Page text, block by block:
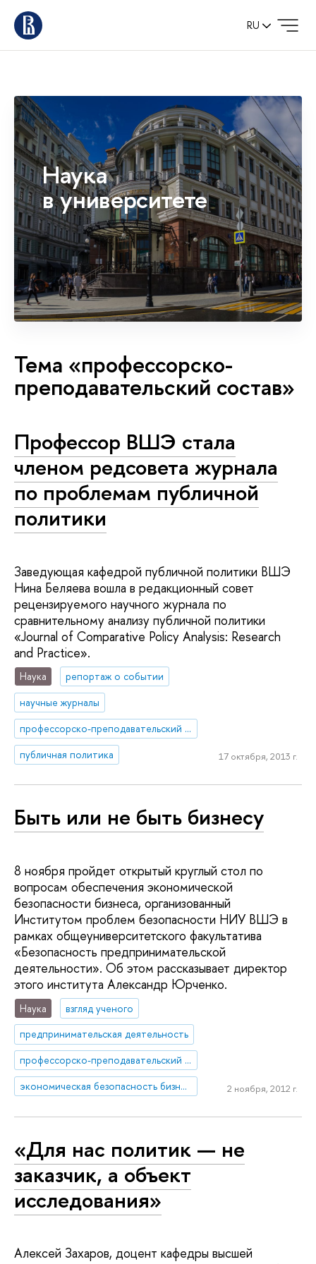
RU
Наука
в университете
Тема «профессорско-
преподавательский состав»
Профессор ВШЭ стала
членом редсовета журнала
по проблемам публичной
политики
Заведующая кафедрой публичной политики ВШЭ
Нина Беляева вошла в редакционный совет
рецензируемого научного журнала по
сравнительному анализу публичной политики
«Journal of Comparative Policy Analysis: Research
and Practice».
Наука
репортаж о событии
научные журналы
профессорско-преподавательский состав
публичная политика
17 октября, 2013 г.
Быть или не быть бизнесу
8 ноября пройдет открытый круглый стол по
вопросам обеспечения экономической
безопасности бизнеса, организованный
Институтом проблем безопасности НИУ ВШЭ в
рамках общеуниверситетского факультатива
«Безопасность предпринимательской
деятельности». Об этом рассказывает директор
этого института Александр Юрченко.
Наука
взгляд ученого
предпринимательская деятельность
профессорско-преподавательский состав
экономическая безопасность бизнеса
2 ноября, 2012 г.
«Для нас политик — не
заказчик, а объект
исследования»
Алексей Захаров, доцент кафедры высшей